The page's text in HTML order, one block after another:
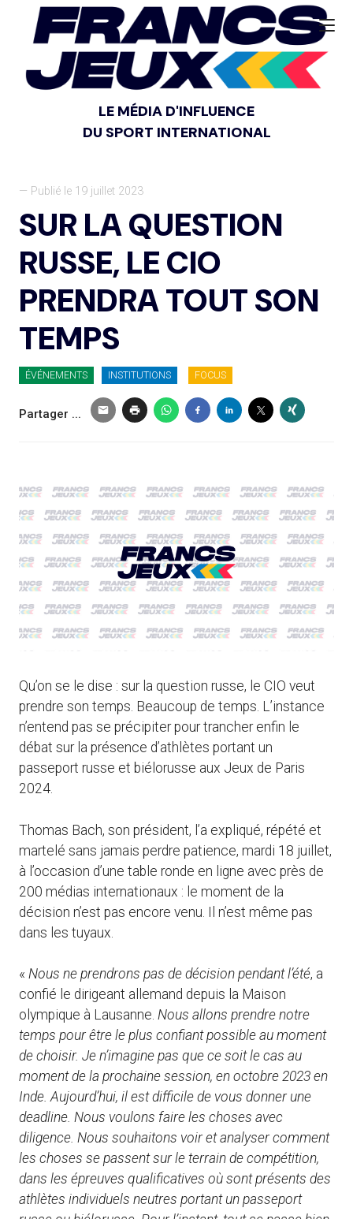
LE MÉDIA D'INFLUENCE
DU SPORT INTERNATIONAL
— Publié le 19 juillet 2023
SUR LA QUESTION
RUSSE, LE CIO
PRENDRA TOUT SON
TEMPS
ÉVÉNEMENTS INSTITUTIONS FOCUS
Partager ...
Qu’on se le dise : sur la question russe, le CIO veut
prendre son temps. Beaucoup de temps. L’instance
n’entend pas se précipiter pour trancher enfin le
débat sur la présence d’athlètes portant un
passeport russe et biélorusse aux Jeux de Paris
2024.
Thomas Bach, son président, l’a expliqué, répété et
martelé sans jamais perdre patience, mardi 18 juillet,
à l’occasion d’une table ronde en ligne avec près de
200 médias internationaux : le moment de la
décision n’est pas encore venu. Il n’est même pas
dans les tuyaux.
« Nous ne prendrons pas de décision pendant l’été, a
confié le dirigeant allemand depuis la Maison
olympique à Lausanne. Nous allons prendre notre
temps pour être le plus confiant possible au moment
de choisir. Je n’imagine pas que ce soit le cas au
moment de la prochaine session, en octobre 2023 en
Inde. Aujourd’hui, il est difficile de vous donner une
deadline. Nous voulons faire les choses avec
diligence. Nous souhaitons voir et analyser comment
les choses se passent sur le terrain de compétition,
dans les épreuves qualificatives où sont présents des
athlètes individuels neutres portant un passeport